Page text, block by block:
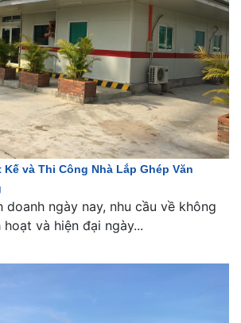
Kế và Thi Công Nhà Lắp Ghép Văn
doanh ngày nay, nhu cầu về không
và hiện đại ngày...